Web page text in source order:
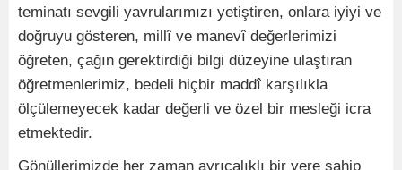
teminatı sevgili yavrularımızı yetiştiren, onlara iyiyi ve
doğruyu gösteren, millî ve manevî değerlerimizi
öğreten, çağın gerektirdiği bilgi düzeyine ulaştıran
öğretmenlerimiz, bedeli hiçbir maddî karşılıkla
ölçülemeyecek kadar değerli ve özel bir mesleği icra
etmektedir.
Gönüllerimizde her zaman ayrıcalıklı bir yere sahip